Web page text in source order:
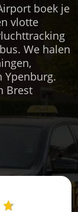
boek je
vlotte
We halen
Ypenburg.
Brest